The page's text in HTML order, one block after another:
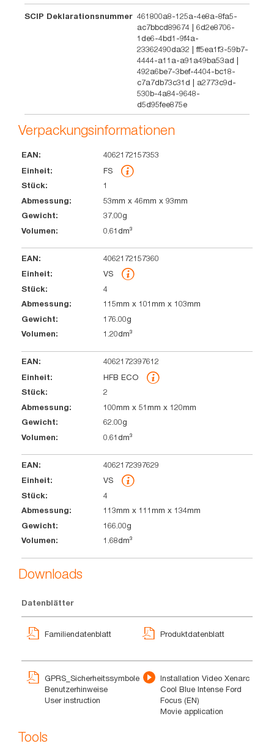
SCIP Deklarationsnummer 461800a8-125a-4e8a-8fa5-
ac7bbcd89674 | 6d2e8706-
1de6-4bd1-9f4a-
23362490da32 | ff5ea1f3-59b7-
4444-a11a-a91a49ba53ad |
492a6be7-3bef-4404-bc18-
c7a7db73c31d | a2773c9d-
530b-4a84-9648-
d5d95fee875e
Verpackungsinformationen
EAN Stück Abmessung
4062172157353
FS
1
53mm x 46mm x 93mm
37.00g
0.61dm³
4062172157360
VS
4
115mm x 101mm x 103mm
176.00g
1.20dm³
4062172397612
HFB ECO
2
100mm x 51mm x 120mm
62.00g
0.61dm³
4062172397629
VS
4
113mm x 111mm x 134mm
166.00g
1.68dm³
Downloads
Datenblätter
Familiendatenblatt Produktdatenblatt
GPRS_Sicherheitssymbole
Benutzerhinweise
User instruction
Installation Video Xenarc
Cool Blue Intense Ford
Focus (EN)
Movie application
Tools